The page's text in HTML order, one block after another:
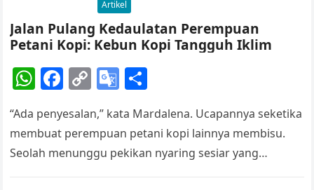
p o
k
k a
n
sl
at
e
Artikel
Jalan Pulang Kedaulatan Perempuan
Petani Kopi: Kebun Kopi Tangguh Iklim
W
h
at
s
A
F
a
c
e
b
C
o
p
y
Li
G
o
o
gl
e
ar
e
“Ada penyesalan,” kata Mardalena. Ucapannya seketika
membuat perempuan petani kopi lainnya membisu.
Seolah menunggu pekikan nyaring sesiar yang